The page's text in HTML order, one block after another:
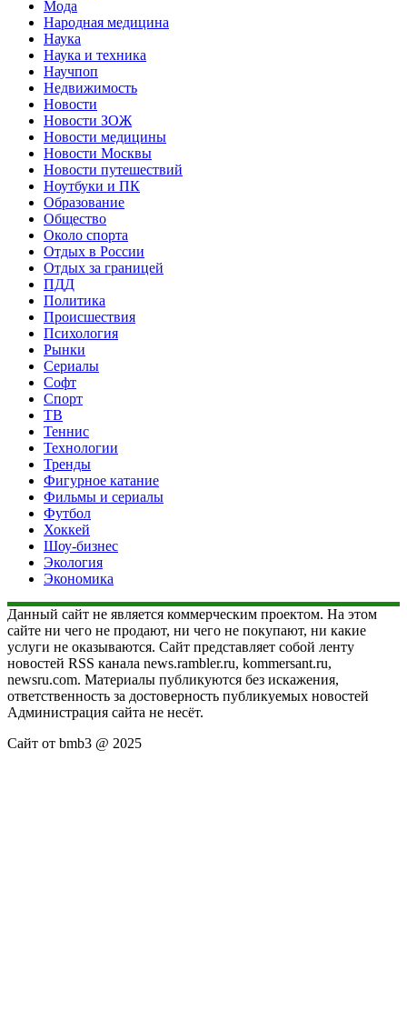
Мода
Народная медицина
Наука
Наука и техника
Научпоп
Недвижимость
Новости
Новости ЗОЖ
Новости медицины
Новости Москвы
Новости путешествий
Ноутбуки и ПК
Образование
Общество
Около спорта
Отдых в России
Отдых за границей
ПДД
Политика
Происшествия
Психология
Рынки
Сериалы
Софт
Спорт
ТВ
Теннис
Технологии
Тренды
Фигурное катание
Фильмы и сериалы
Футбол
Хоккей
Шоу-бизнес
Экология
Экономика
Данный сайт не является коммерческим проектом. На этом
сайте ни чего не продают, ни чего не покупают, ни какие
услуги не оказываются. Сайт представляет собой ленту
новостей RSS канала news.rambler.ru, kommersant.ru,
newsru.com. Материалы публикуются без искажения,
ответственность за достоверность публикуемых новостей
Администрация сайта не несёт.
Сайт от bmb3 @ 2025